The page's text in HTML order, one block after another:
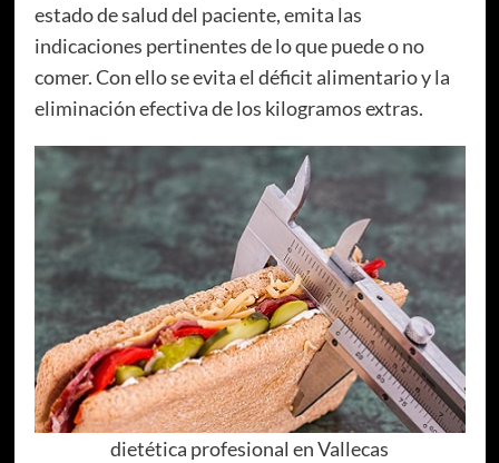
estado de salud del paciente, emita las
indicaciones pertinentes de lo que puede o no
comer. Con ello se evita el déficit alimentario y la
eliminación efectiva de los kilogramos extras.
dietética profesional en Vallecas